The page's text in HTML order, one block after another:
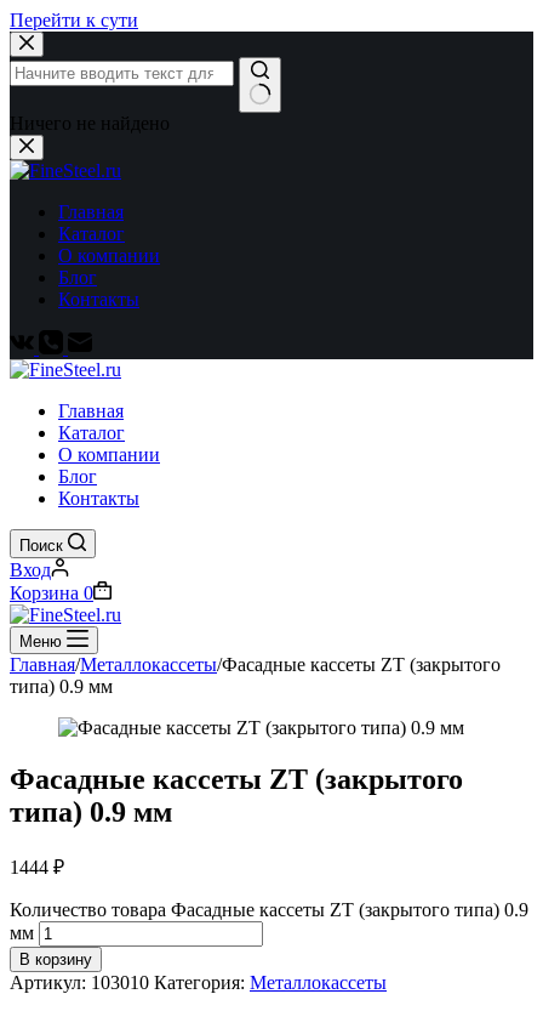
Перейти к сути
Ничего не найдено
Главная
Каталог
О компании
Блог
Контакты
Главная
Каталог
О компании
Блог
Контакты
Поиск
Вход
Корзина 0
Меню
Главная/Металлокассеты/Фасадные кассеты ZT (закрытого
типа) 0.9 мм
Фасадные кассеты ZT (закрытого
типа) 0.9 мм
1444 ₽
Количество товара Фасадные кассеты ZT (закрытого типа) 0.9
мм
В корзину
Артикул: 103010 Категория: Металлокассеты